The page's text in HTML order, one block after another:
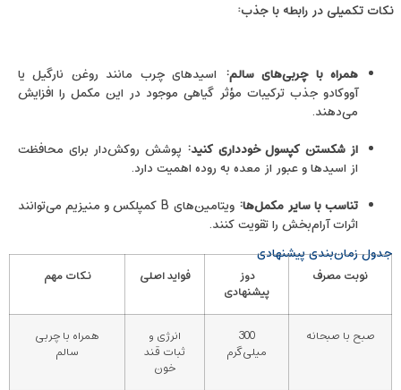
نکات تکمیلی در رابطه با جذب:
همراه با چربی‌های سالم: اسیدهای چرب مانند روغن نارگیل یا
آووکادو جذب ترکیبات مؤثر گیاهی موجود در این مکمل را افزایش
می‌دهند.
از شکستن کپسول خودداری کنید: پوشش روکش‌دار برای محافظت
از اسیدها و عبور از معده به روده اهمیت دارد.
تناسب با سایر مکمل‌ها:
ویتامین‌های B کمپلکس و منیزیم می‌توانند
اثرات آرام‌بخش را تقویت کنند.
جدول زمان‌بندی پیشنهادی
نوبت مصرف
دوز
پیشنهادی
فواید اصلی نکات مهم
صبح با صبحانه
300
میلی‌گرم
انرژی و
ثبات قند
خون
همراه با چربی
سالم